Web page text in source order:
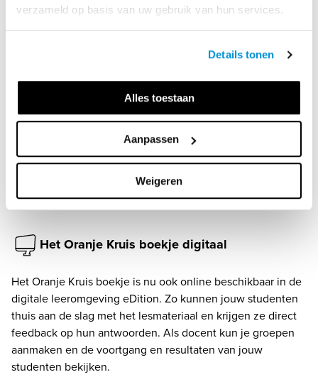
verzameld op basis van uw gebruik van hun services.
Details tonen
Alles toestaan
Aanpassen
Weigeren
Theorieboek
9789006341263
Het Oranje Kruis boekje digitaal
Het Oranje Kruis boekje is nu ook online beschikbaar in de
digitale leeromgeving eDition. Zo kunnen jouw studenten
thuis aan de slag met het lesmateriaal en krijgen ze direct
feedback op hun antwoorden. Als docent kun je groepen
aanmaken en de voortgang en resultaten van jouw
studenten bekijken.